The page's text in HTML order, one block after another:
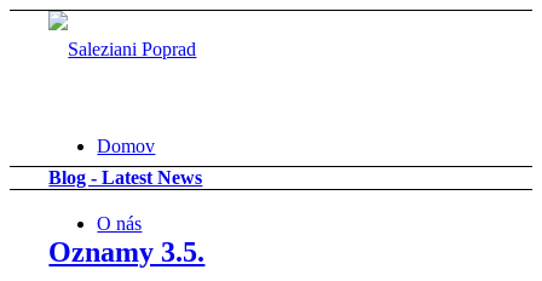
Domov
O nás
Blog - Latest News
Oznamy 3.5.